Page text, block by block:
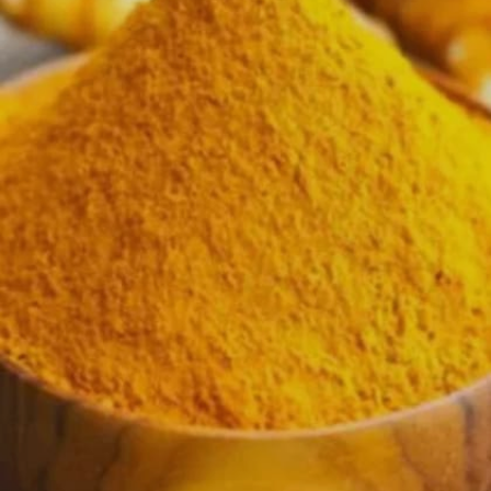
Image credits: Getty